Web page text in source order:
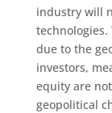
industry will
due to the
investors,
equity are
geopolitical